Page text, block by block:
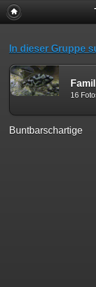
In dieser Gruppe
16
Buntbarschartige